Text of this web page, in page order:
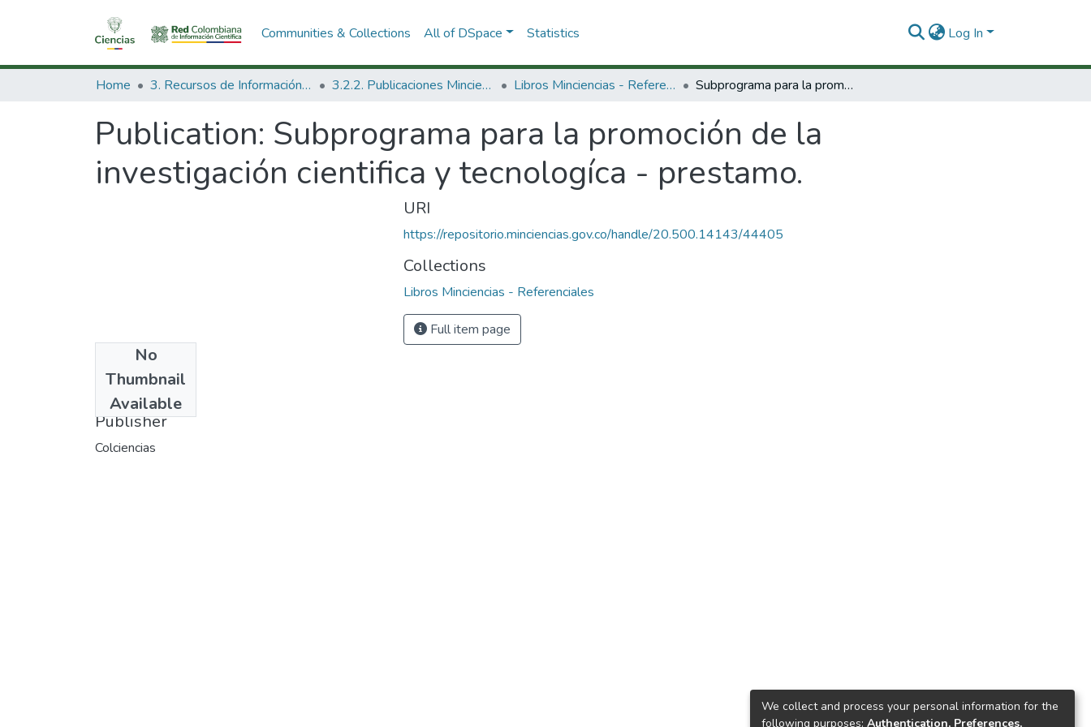
Communities & Collections All of DSpace Statistics Log In
Home 3. Recursos de Información Científica y Tecnológica 3.2.2. Publicaciones Minciencias Libros Minciencias - Referenciales Subprograma para la promoción de la investigación cientifica y tecnologíca - prestamo.
Publication: Subprograma para la promoción de la
investigación cientifica y tecnologíca - prestamo.
No
Thumbnail
Available
1992
Publisher
Colciencias
URI
https://repositorio.minciencias.gov.co/handle/20.500.14143/44405
Collections
Libros Minciencias - Referenciales
Full item page
We collect and process your personal information for the
following purposes: Authentication, Preferences,